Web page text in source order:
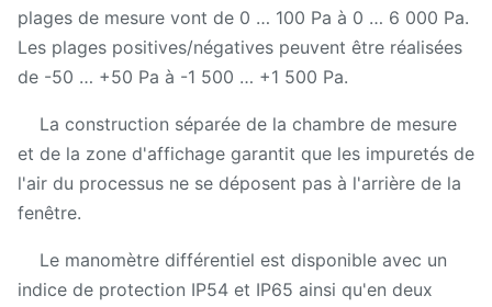
plages de mesure vont de 0 … 100 Pa à 0 … 6 000 Pa.
Les plages positives/négatives peuvent être réalisées
de -50 … +50 Pa à -1 500 … +1 500 Pa.
La construction séparée de la chambre de mesure
et de la zone d'affichage garantit que les impuretés de
l'air du processus ne se déposent pas à l'arrière de la
fenêtre.
Le manomètre différentiel est disponible avec un
indice de protection IP54 et IP65 ainsi qu'en deux